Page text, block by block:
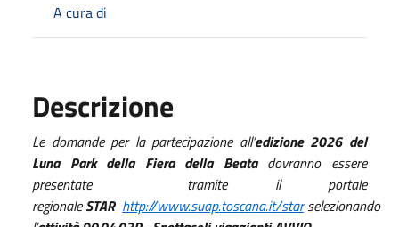
A cura di
Descrizione
Le domande per la partecipazione all’edizione 2026 del
Luna Park della Fiera della Beatadovranno essere
presentate tramite il portale
regionaleSTAR http://www.suap.toscana.it/starselezionando